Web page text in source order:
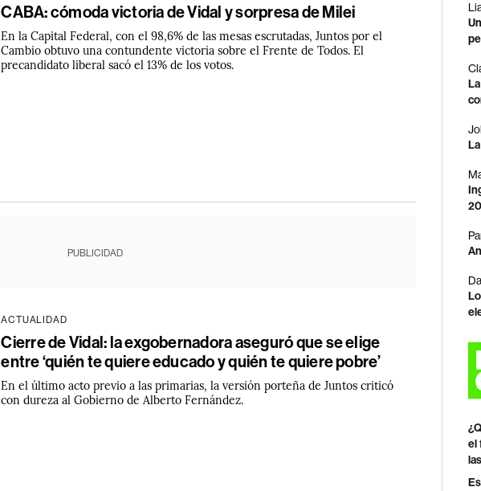
CABA: cómoda victoria de Vidal y sorpresa de Milei
En la Capital Federal, con el 98,6% de las mesas escrutadas, Juntos por el
Cambio obtuvo una contundente victoria sobre el Frente de Todos. El
precandidato liberal sacó el 13% de los votos.
PUBLICIDAD
ACTUALIDAD
Cierre de Vidal: la exgobernadora aseguró que se elige
entre ‘quién te quiere educado y quién te quiere pobre’
En el último acto previo a las primarias, la versión porteña de Juntos criticó
con dureza al Gobierno de Alberto Fernández.
el